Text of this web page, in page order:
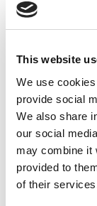
This website
We use
provide social
We also share
our social
may combine it
provided to
of their
Försäljning